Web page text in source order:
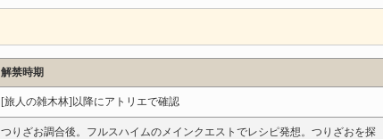
解禁時期
[旅人の雑木林]以降にアトリエで確認
つりざお調合後。フルスハイムのメインクエストでレシピ発想。つりざおを探